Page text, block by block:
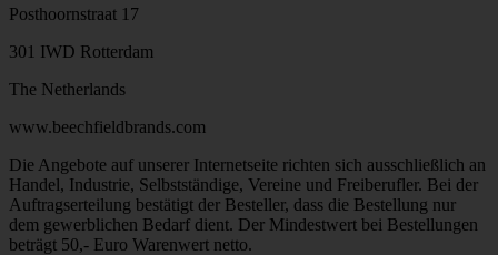
Posthoornstraat 17
301 IWD Rotterdam
The Netherlands
www.beechfieldbrands.com
Die Angebote auf unserer Internetseite richten sich ausschließlich an
Handel, Industrie, Selbstständige, Vereine und Freiberufler. Bei der
Auftragserteilung bestätigt der Besteller, dass die Bestellung nur
dem gewerblichen Bedarf dient. Der Mindestwert bei Bestellungen
beträgt 50,- Euro Warenwert netto.